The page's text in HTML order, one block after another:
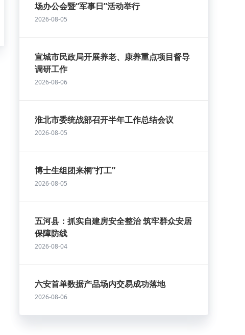
场办公会暨“军事日”活动举行
2026-08-05
宣城市民政局开展养老、康养重点项目督导
调研工作
2026-08-06
淮北市委统战部召开半年工作总结会议
2026-08-05
博士生组团来桐“打工”
2026-08-05
五河县：抓实自建房安全整治 筑牢群众安居
保障防线
2026-08-04
六安首单数据产品场内交易成功落地
2026-08-06